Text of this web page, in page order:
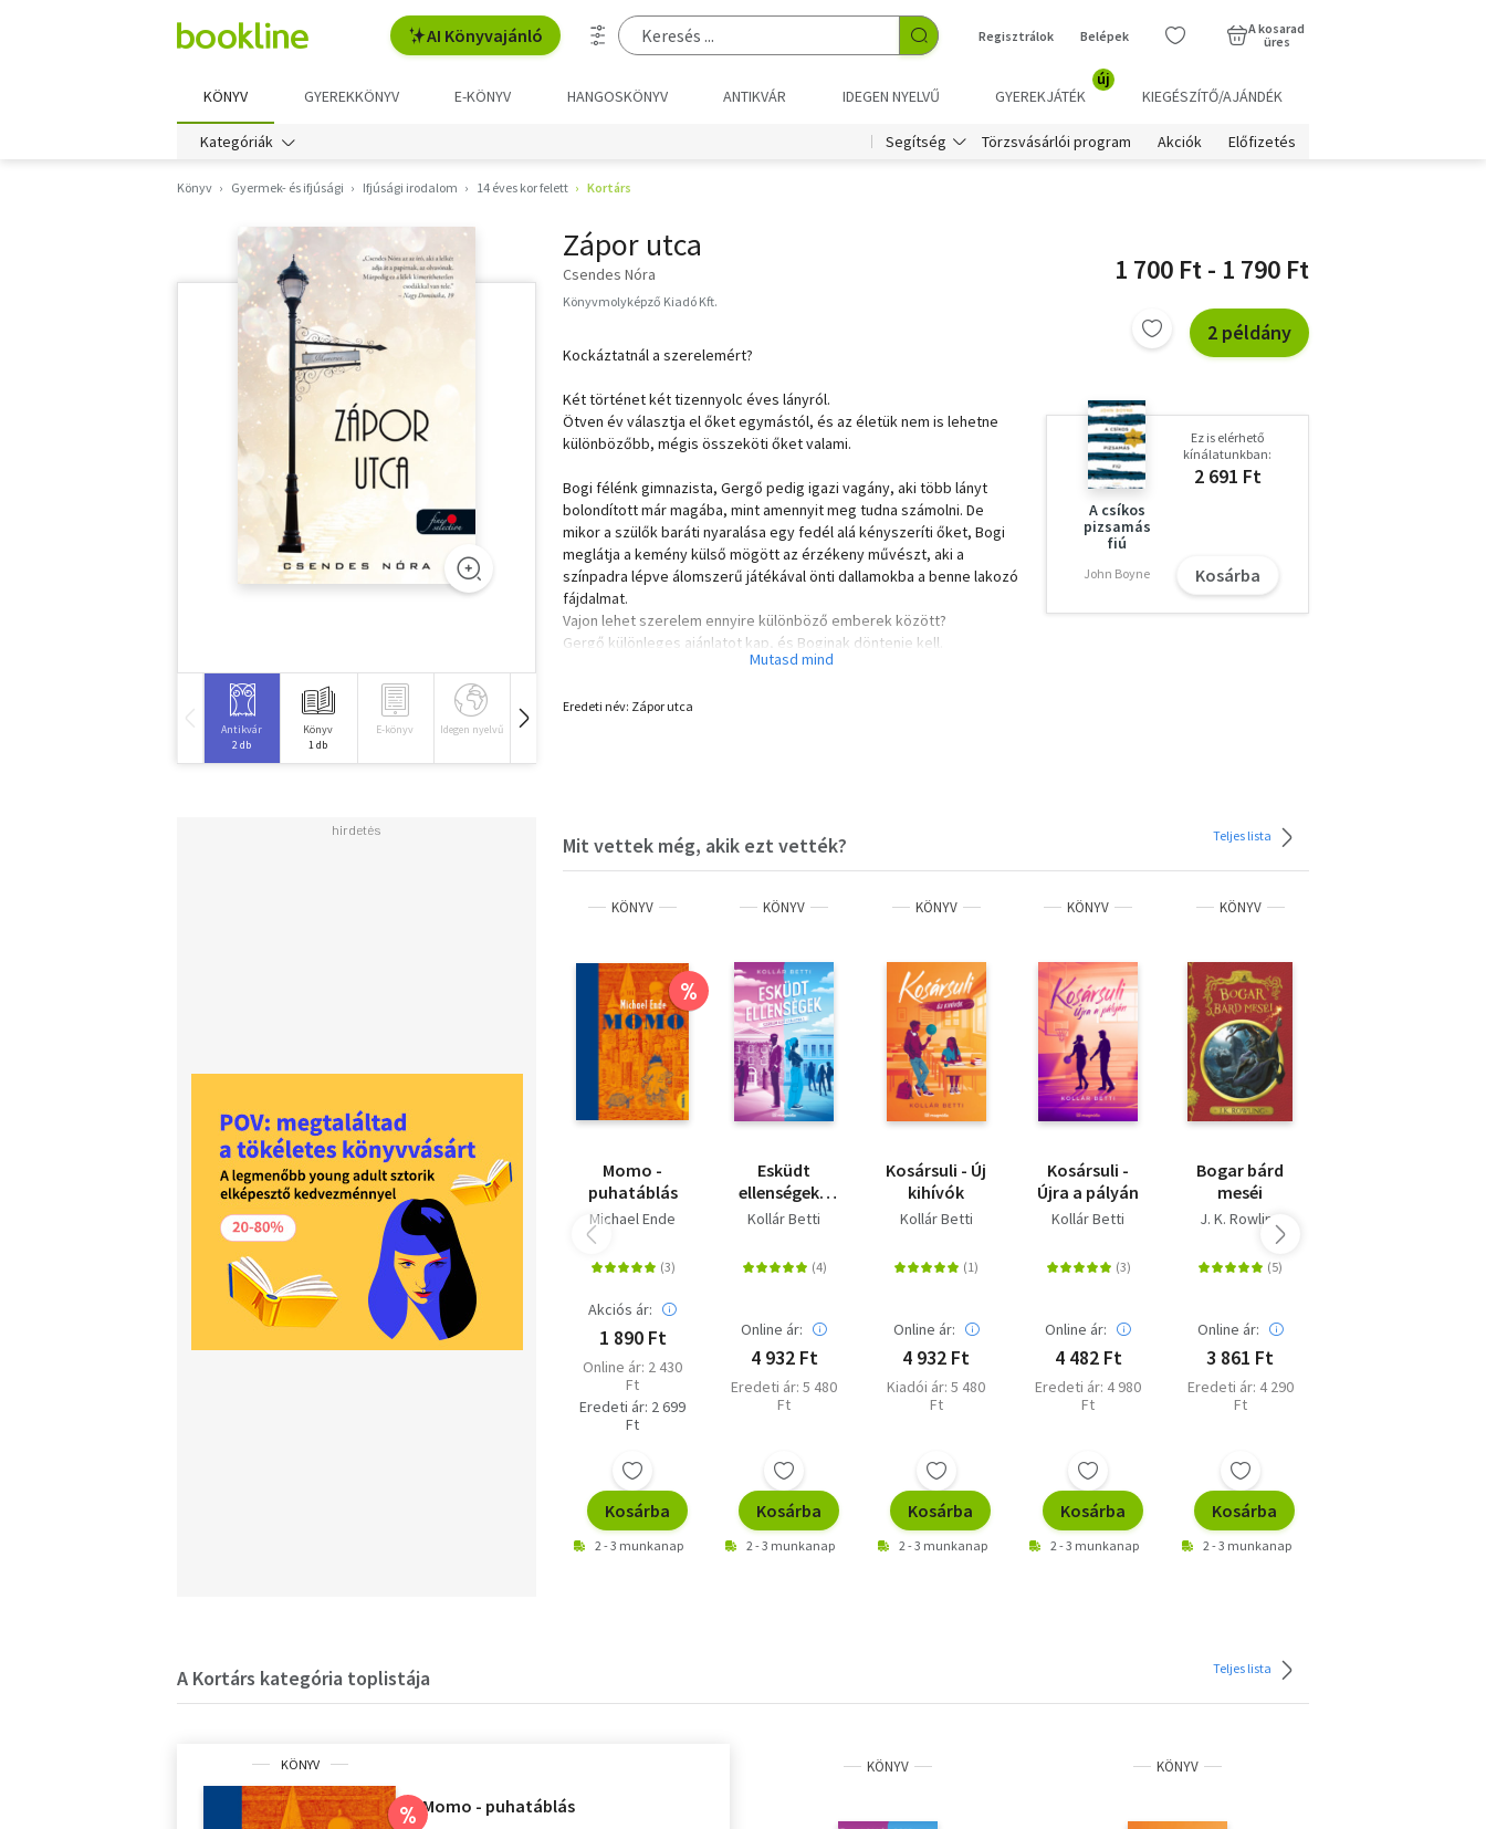
AI Könyvajánló Regisztrálok Belépek
A kosarad
üres
KÖNYV GYEREKKÖNYV E-KÖNYV HANGOSKÖNYV ANTIKVÁR IDEGEN NYELVŰ GYEREKJÁTÉK
új
KIEGÉSZÍTŐ/AJÁNDÉK
Kategóriák Segítség Törzsvásárlói program Akciók Előfizetés
Könyv Gyermek- és ifjúsági Ifjúsági irodalom 14 éves kor felett Kortárs
Antikvár
2 db
Könyv
1 db
E-könyv Idegen nyelvű Hangoskönyv
Zápor utca
Csendes Nóra
Könyvmolyképző Kiadó Kft.
Kockáztatnál a szerelemért?
Két történet két tizennyolc éves lányról.
Ötven év választja el őket egymástól, és az életük nem is lehetne
különbözőbb, mégis összeköti őket valami.
Bogi félénk gimnazista, Gergő pedig igazi vagány, aki több lányt
bolondított már magába, mint amennyit meg tudna számolni. De
mikor a szülők baráti nyaralása egy fedél alá kényszeríti őket, Bogi
meglátja a kemény külső mögött az érzékeny művészt, aki a
színpadra lépve álomszerű játékával önti dallamokba a benne lakozó
fájdalmat.
Vajon lehet szerelem ennyire különböző emberek között?
Gergő különleges ajánlatot kap, és Boginak döntenie kell.
alatt egymásra talál két fiatal. Amikor mindkettőjüket Budapestre
A regény a IV. Aranymosás Irodalmi Válogató nyertes műve. Az író a
Megfordulhat az élet egyetlen pillanaton?
Eredeti név: Zápor utca
1 700 Ft - 1 790 Ft
2 példány
A csíkos
pizsamás
fiú
John Boyne
Ez is elérhető
kínálatunkban:
2 691 Ft
Kosárba
Mit vettek még, akik ezt vették? Teljes lista
KÖNYV
%
Momo -
puhatáblás
Michael Ende
Akciós ár:
1 890 Ft
Online ár: 2 430
Ft
Eredeti ár: 2 699
Ft
Kosárba
2 - 3 munkanap
KÖNYV
Esküdt
ellenségek -
Szerelem első
(Különleges
kiadás)
Kollár Betti
Online ár:
4 932 Ft
Eredeti ár: 5 480
Ft
Kosárba
2 - 3 munkanap
KÖNYV
Kosársuli - Új
kihívók
Kollár Betti
Online ár:
4 932 Ft
Kiadói ár: 5 480
Ft
Kosárba
2 - 3 munkanap
KÖNYV
Kosársuli -
Újra a pályán
Kollár Betti
Online ár:
4 482 Ft
Eredeti ár: 4 980
Ft
Kosárba
2 - 3 munkanap
KÖNYV
Bogar bárd
meséi
J. K. Rowling
Online ár:
3 861 Ft
Eredeti ár: 4 290
Ft
Kosárba
2 - 3 munkanap
A Kortárs kategória toplistája Teljes lista
KÖNYV
% Momo - puhatáblás
KÖNYV KÖNYV